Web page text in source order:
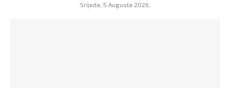
Srijeda, 5 Augusta 2026,